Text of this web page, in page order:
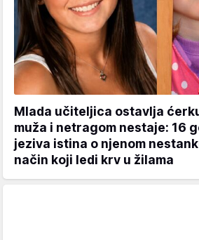
Mlada učiteljica ostavlja
muža i netragom nestaje: 16
jeziva istina o njenom
način koji ledi krv u žilama